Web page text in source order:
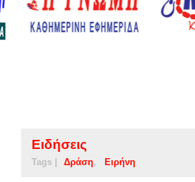
Ειδήσεις
Tags | Δράση Ειρήνη